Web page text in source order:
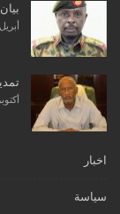
أبريل 13, 2023
أكتوبر 1, 2023
اخبار
سياسة